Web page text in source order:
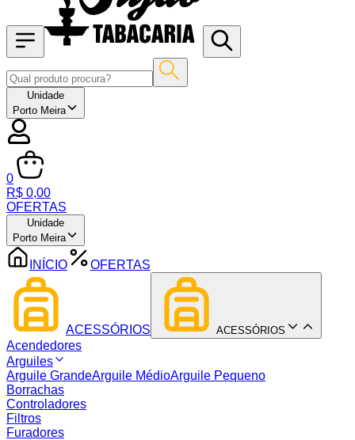
Unidade
Porto Meira
0
R$ 0,00
OFERTAS
Unidade
Porto Meira
INÍCIO OFERTAS
ACESSÓRIOS ACESSÓRIOS
Acendedores
Arguiles
Arguile GrandeArguile MédioArguile Pequeno
Borrachas
Controladores
Filtros
Furadores